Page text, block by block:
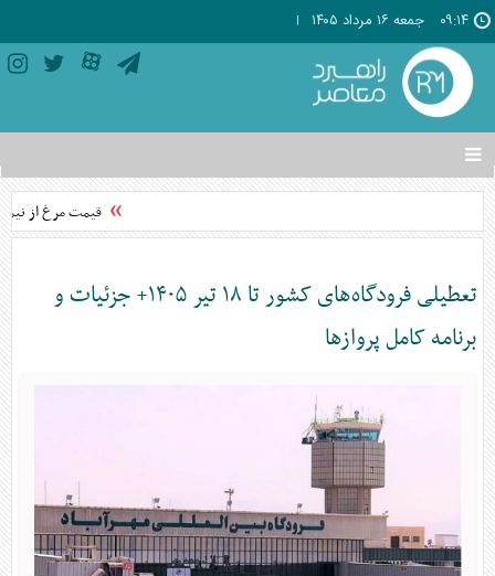
۰۹:۱۴ جمعه ۱۶ مرداد ۱۴۰۵
تغییر
وضعیت
منوی
ها
قیمت مرغ از نیمه
تعطیلی فرودگاه‌های کشور تا ۱۸ تیر ۱۴۰۵+ جزئیات و
برنامه کامل پرواز‌ها